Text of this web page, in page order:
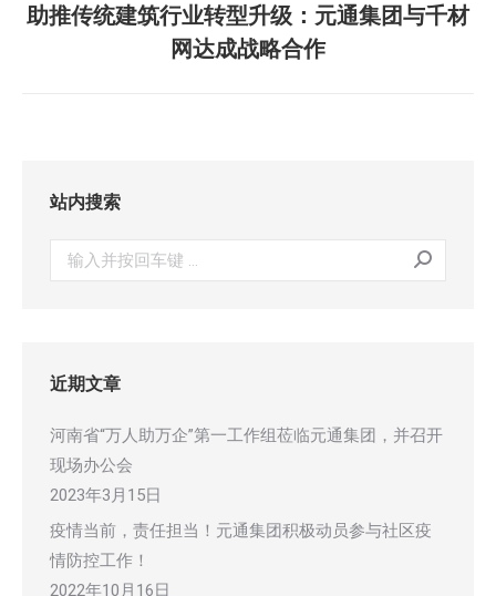
航
文
章：
未
来
助推传统建筑行业转型升级：元通集团与千材
网达成战略合作
站内搜索
索：
近期文章
河南省“万人助万企”第一工作组莅临元通集团，并召开
现场办公会
2023年3月15日
疫情当前，责任担当！元通集团积极动员参与社区疫
情防控工作！
2022年10月16日